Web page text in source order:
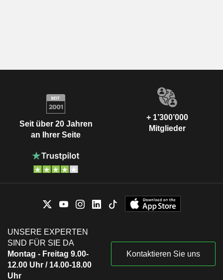
Seit über 20 Jahren
an Ihrer Seite
+ 1’300’000
Mitglieder
UNSERE EXPERTEN
SIND FÜR SIE DA
Montag - Freitag 9.00-
12.00 Uhr / 14.00-18.00
Uhr
Kontaktieren Sie uns